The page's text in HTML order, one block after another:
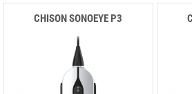
CHISON SONOEYE P3